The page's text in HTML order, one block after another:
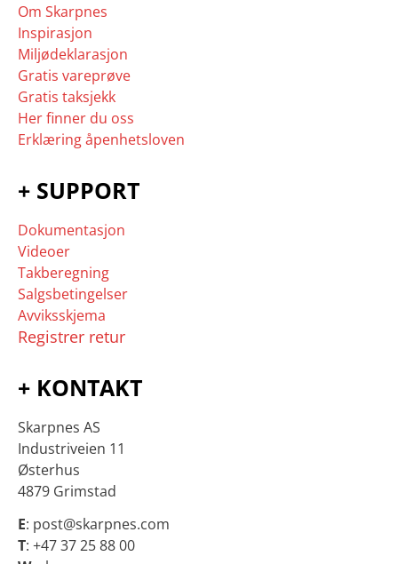
Om Skarpnes
Inspirasjon
Miljødeklarasjon
Gratis vareprøve
Gratis taksjekk
Her finner du oss
Erklæring åpenhetsloven
+ SUPPORT
Dokumentasjon
Videoer
Takberegning
Salgsbetingelser
Avviksskjema
Registrer retur
+ KONTAKT
Skarpnes AS
Industriveien 11
Østerhus
4879 Grimstad
E: post@skarpnes.com
T: +47 37 25 88 00